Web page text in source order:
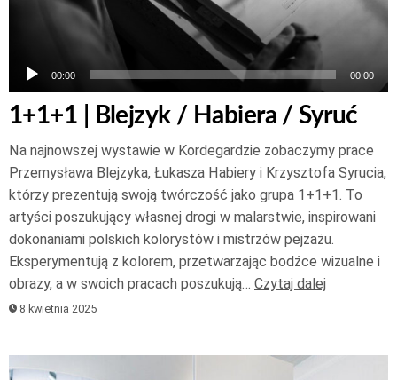
00:00 00:00
1+1+1 | Blejzyk / Habiera / Syruć
Na najnowszej wystawie w Kordegardzie zobaczymy prace
Przemysława Blejzyka, Łukasza Habiery i Krzysztofa Syrucia,
którzy prezentują swoją twórczość jako grupa 1+1+1. To
artyści poszukujący własnej drogi w malarstwie, inspirowani
dokonaniami polskich kolorystów i mistrzów pejzażu.
Eksperymentują z kolorem, przetwarzając bodźce wizualne i
obrazy, a w swoich pracach poszukują… Czytaj dalej
8 kwietnia 2025
Odtwarzacz